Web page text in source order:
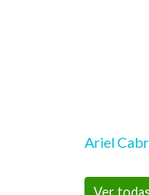
Ariel
Ver